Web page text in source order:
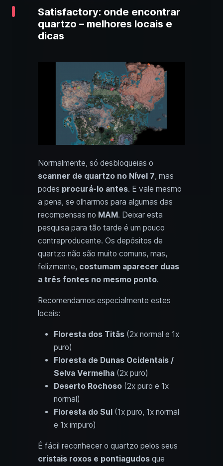
Satisfactory: onde encontrar
quartzo – melhores locais e
dicas
Normalmente, só desbloqueias o
scanner de quartzo no Nível 7, mas
podes procurá-lo antes. E vale mesmo
a pena, se olharmos para algumas das
recompensas no MAM. Deixar esta
pesquisa para tão tarde é um pouco
contraproducente. Os depósitos de
quartzo não são muito comuns, mas,
felizmente, costumam aparecer duas
a três fontes no mesmo ponto.
Recomendamos especialmente estes
locais:
Floresta dos Titãs (2x normal e 1x
puro)
Floresta de Dunas Ocidentais /
Selva Vermelha (2x puro)
Deserto Rochoso (2x puro e 1x
normal)
Floresta do Sul (1x puro, 1x normal
e 1x impuro)
É fácil reconhecer o quartzo pelos seus
cristais roxos e pontiagudos que